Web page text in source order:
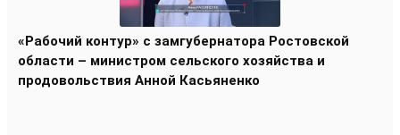
«Рабочий контур» с замгубернатора Ростовской
области – министром сельского хозяйства и
продовольствия Анной Касьяненко